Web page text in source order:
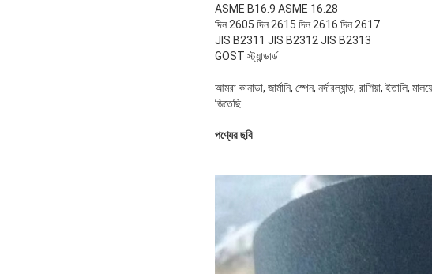
ASME B16.9 ASME 16.28
দিন 2605 দিন 2615 দিন 2616 দিন 2617
JIS B2311 JIS B2312 JIS B2313
GOST স্ট্যান্ডার্ড
আমরা কানাডা, জার্মানি, স্পেন, নর্দারল্যান্ড, রাশিয়া, ইতালি,
জিতেছি
পণ্যের ছবি